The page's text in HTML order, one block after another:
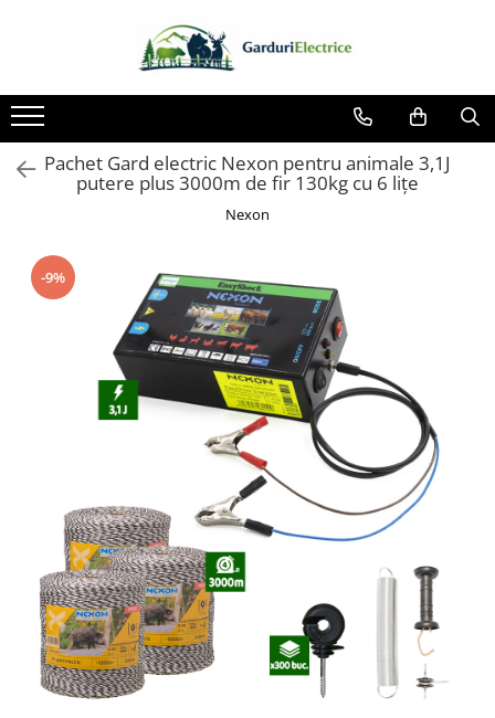
Toate Produsele
Impulsor - Generator Impulsuri -
Pulsator Gard Electric
NEXON BEASTSHOCK
DALTOR
NEXON EASYSHOCK și PITISHOCK
Izolatori Gard Electric
Izolatori – Utilizare generală
Izolatori Plat
Izolatori pentru poartǎ
Izolatori Speciali
Izolatori pentru sistem T-POST
Pachete Gard electric
Gard electric pentru Animale
sălbatice
Gard Electric pentru Bovine, Oi,
Pachet Gard electric Nexon pentru animale 3,1J
putere plus 3000m de fir 130kg cu 6 lițe
Nexon
-9%